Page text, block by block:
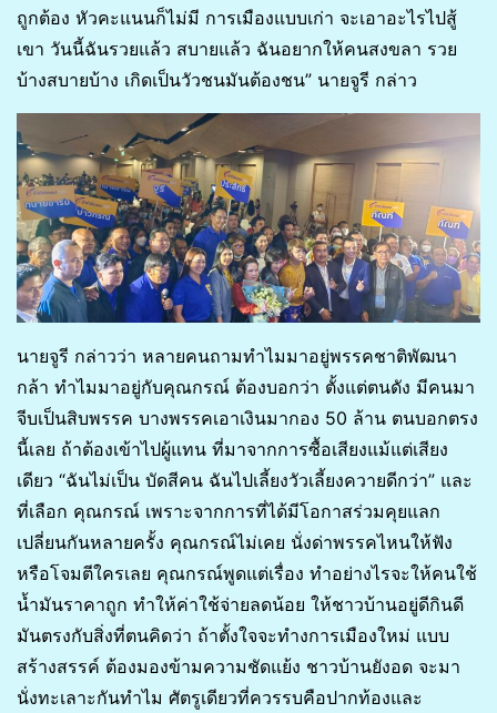
ถูกต้อง หัวคะแนนก็ไม่มี การเมืองแบบเก่า จะเอาอะไรไปสู้
เขา วันนี้ฉันรวยแล้ว สบายแล้ว ฉันอยากให้คนสงขลา รวย
บ้างสบายบ้าง เกิดเป็นวัวชนมันต้องชน” นายจูรี กล่าว
นายจูรี กล่าวว่า หลายคนถามทำไมมาอยู่พรรคชาติพัฒนา
กล้า ทำไมมาอยู่กับคุณกรณ์ ต้องบอกว่า ตั้งแต่ตนดัง มีคนมา
จีบเป็นสิบพรรค บางพรรคเอาเงินมากอง 50 ล้าน ตนบอกตรง
นี้เลย ถ้าต้องเข้าไปผู้แทน ที่มาจากการซื้อเสียงแม้แต่เสียง
เดียว “ฉันไม่เป็น บัดสีคน ฉันไปเลี้ยงวัวเลี้ยงควายดีกว่า” และ
ที่เลือก คุณกรณ์ เพราะจากการที่ได้มีโอกาสร่วมคุยแลก
เปลี่ยนกันหลายครั้ง คุณกรณ์ไม่เคย นั่งด่าพรรคไหนให้ฟัง
หรือโจมตีใครเลย คุณกรณ์พูดแต่เรื่อง ทำอย่างไรจะให้คนใช้
น้ำมันราคาถูก ทำให้ค่าใช้จ่ายลดน้อย ให้ชาวบ้านอยู่ดีกินดี
มันตรงกับสิ่งที่ตนคิดว่า ถ้าตั้งใจจะทำงการเมืองใหม่ แบบ
สร้างสรรค์ ต้องมองข้ามความชัดแย้ง ชาวบ้านยังอด จะมา
นั่งทะเลาะกันทำไม ศัตรูเดียวที่ควรรบคือปากท้องและ